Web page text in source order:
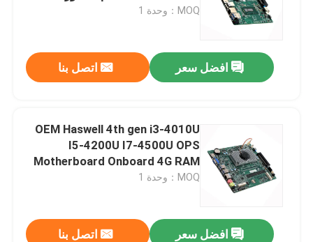
ضبط الجودة
طلب اقتباس
كمبيوتر صناعي صغير
DC12-19V
MOQ：وحدة 1
افضل سعر اتصل بنا
OEM Haswell 4th gen i3-4010U
I5-4200U I7-4500U OPS
Motherboard Onboard 4G RAM
مع RS-232
MOQ：وحدة 1
افضل سعر اتصل بنا